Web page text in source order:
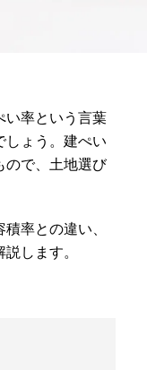
い率という言葉
しょう。建ぺい
ので、土地選び
率との違い、
します。